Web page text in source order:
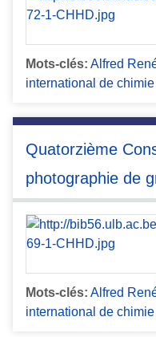
Mots-clés: Alfred
international de
Quatorzième
photographie de
Mots-clés: Alfred
international de